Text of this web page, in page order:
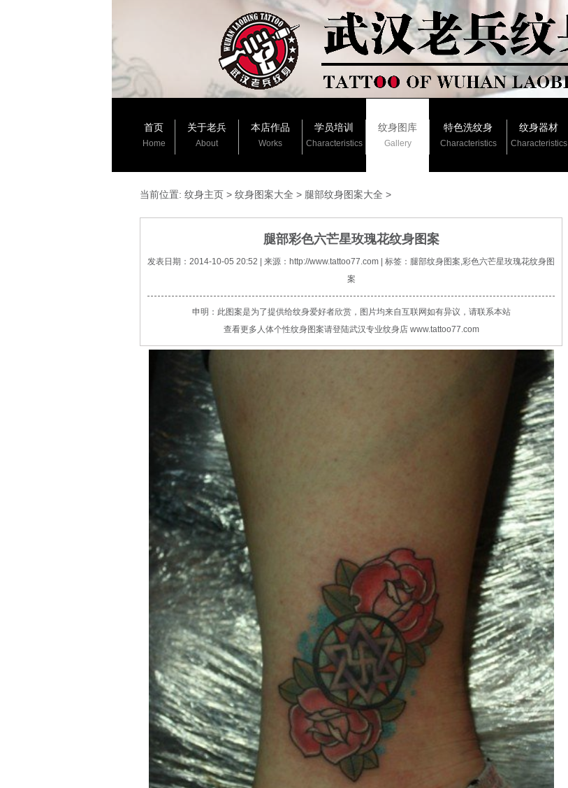
首页
Home
关于老兵
About
本店作品
Works
学员培训
Characteristics
纹身图库
Gallery
特色洗纹身
Characteristics
纹身器材
Characteristics
当前位置: 纹身主页 > 纹身图案大全 > 腿部纹身图案大全 >
腿部彩色六芒星玫瑰花纹身图案
发表日期：2014-10-05 20:52 | 来源：http://www.tattoo77.com | 标签：腿部纹身图案,彩色六芒星玫瑰花纹身图
案
申明：此图案是为了提供给纹身爱好者欣赏，图片均来自互联网如有异议，请联系本站
查看更多人体个性纹身图案请登陆武汉专业纹身店 www.tattoo77.com